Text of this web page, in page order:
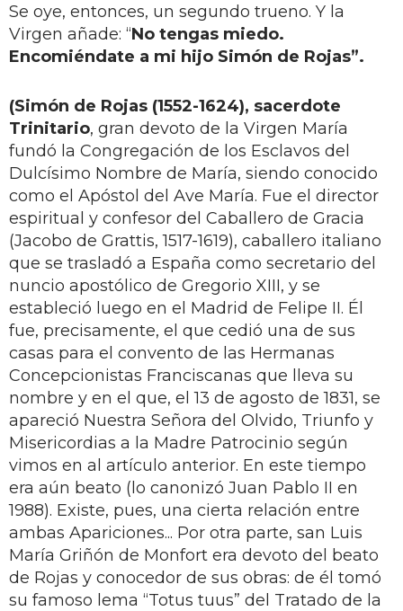
Se oye, entonces, un segundo trueno. Y la
Virgen añade: “No tengas miedo.
Encomiéndate a mi hijo Simón de Rojas”.
(Simón de Rojas (1552-1624), sacerdote
Trinitario, gran devoto de la Virgen María
fundó la Congregación de los Esclavos del
Dulcísimo Nombre de María, siendo conocido
como el Apóstol del Ave María. Fue el director
espiritual y confesor del Caballero de Gracia
(Jacobo de Grattis, 1517-1619), caballero italiano
que se trasladó a España como secretario del
nuncio apostólico de Gregorio XIII, y se
estableció luego en el Madrid de Felipe II. Él
fue, precisamente, el que cedió una de sus
casas para el convento de las Hermanas
Concepcionistas Franciscanas que lleva su
nombre y en el que, el 13 de agosto de 1831, se
apareció Nuestra Señora del Olvido, Triunfo y
Misericordias a la Madre Patrocinio según
vimos en al artículo anterior. En este tiempo
era aún beato (lo canonizó Juan Pablo II en
1988). Existe, pues, una cierta relación entre
ambas Apariciones... Por otra parte, san Luis
María Griñón de Monfort era devoto del beato
de Rojas y conocedor de sus obras: de él tomó
su famoso lema “Totus tuus” del Tratado de la